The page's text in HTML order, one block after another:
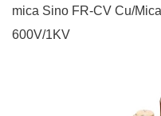
mica Sino FR-CV Cu/
600V/1KV